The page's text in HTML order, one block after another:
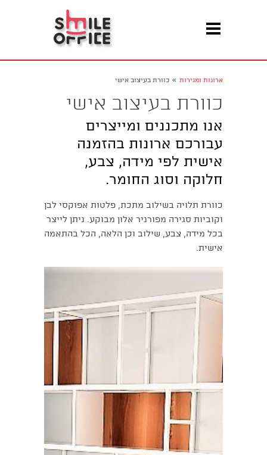
ארונות ומגירות » כוורת בעיצוב אישי
כוורת בעיצוב אישי
אנו מתכננים ומייצרים
עבורכם ארונות בהזמנה
אישית לפי מידה, צבע,
חלוקה וסוג החומר.
כוורת תלויה בשילוב מתכת, פלטות אפוקסי לבן
וקוביות סגירה מפורניר אלון מבוקע. ניתן לייצר
בכל מידה, צבע, שילוב וכן הלאה, הכל בהתאמה
אישית.